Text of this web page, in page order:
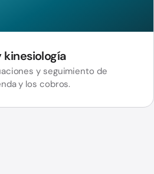
y seguimiento de
y los cobros.